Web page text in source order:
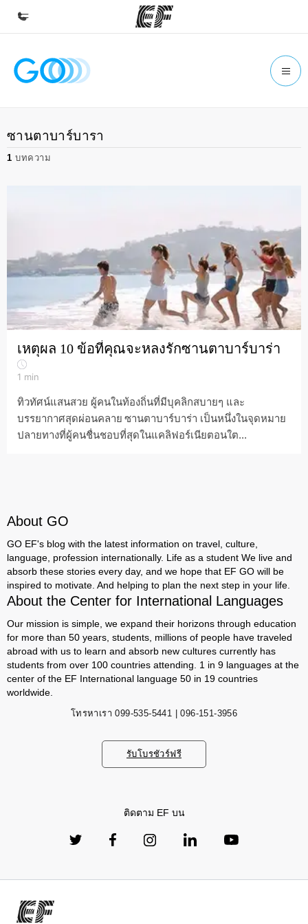
หน้าหลัก
ดูโปรแกรมทั้งหมด
สำนักงาน
อาชีพ
ซานตาบาร์บารา
1 บทความ
เหตุผล 10 ข้อที่คุณจะหลงรักซานตาบาร์บาร่า
1 min
ทิวทัศน์แสนสวย ผู้คนในท้องถิ่นที่มีบุคลิกสบายๆ และ
บรรยากาศสุดผ่อนคลาย ซานตาบาร์บาร่า เป็นหนึ่งในจุดหมาย
ปลายทางที่ผู้คนชื่นชอบที่สุดในแคลิฟอร์เนียตอนใต...
About GO
GO EF's blog with the latest information on travel, culture,
language, profession internationally. Life as a student We live and
absorb these stories every day, and we hope that EF GO will be
inspired to motivate. And helping to plan the next step in your life.
About the Center for International Languages
Our mission is simple, we expand their horizons through education
for more than 50 years, students, millions of people have traveled
abroad with us to learn and absorb new cultures currently has
students from over 100 countries attending. 1 in 9 languages ​​at the
center of the EF International language 50 in 19 countries
worldwide.
โทรหาเรา 099-535-5441 | 096-151-3956
รับโบรชัวร์ฟรี
ติดตาม EF บน